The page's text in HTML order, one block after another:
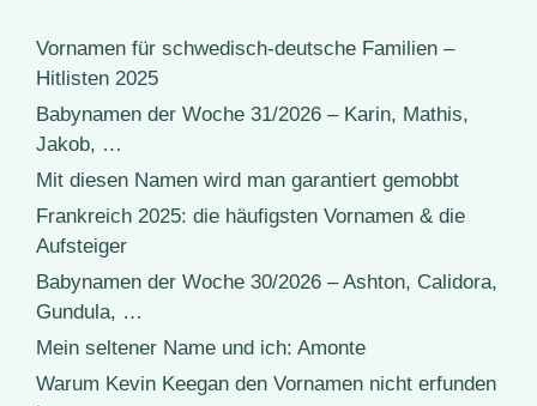
Vornamen für schwedisch-deutsche Familien –
Hitlisten 2025
Babynamen der Woche 31/2026 – Karin, Mathis,
Jakob, …
Mit diesen Namen wird man garantiert gemobbt
Frankreich 2025: die häufigsten Vornamen & die
Aufsteiger
Babynamen der Woche 30/2026 – Ashton, Calidora,
Gundula, …
Mein seltener Name und ich: Amonte
Warum Kevin Keegan den Vornamen nicht erfunden